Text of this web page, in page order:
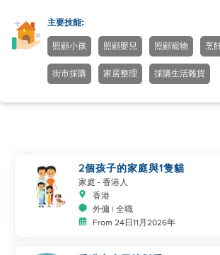
主要技能:
照顧小孩 照顧嬰兒 照顧寵物 烹
街市採購 家居整理 採購生活雜貨
2個孩子的家庭與1隻貓
家庭 - 香港人
香港
外傭 | 全職
From 24日11月2026年